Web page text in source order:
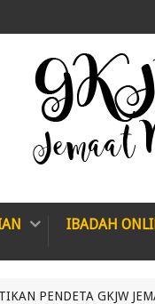
IBADAH
GKJW JEMAAT